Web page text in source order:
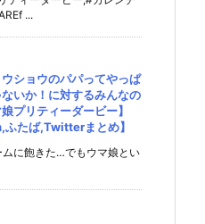
...
ショウのパパってやっぱ
いか！に対するみんなの
プリティーダービー】
ふたば,Twitterまとめ】
に飽きた…でもウマ娘とい